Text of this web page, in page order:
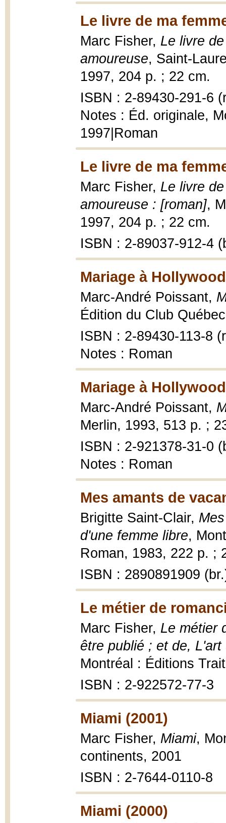
Le livre de ma
Marc Fisher, Le livre
amoureuse, Saint-
1997, 204 p. ; 22 cm.
ISBN : 2-89430-291-6
Notes : Éd. originale,
1997|Roman
Le livre de ma
Marc Fisher, Le livre
amoureuse : [roman],
1997, 204 p. ; 22 cm.
ISBN : 2-89037-912-4
Mariage à
Marc-André Poissant,
Édition du Club
ISBN : 2-89430-113-8
Notes : Roman
Mariage à
Marc-André Poissant,
Merlin, 1993, 513 p. ;
ISBN : 2-921378-31-0
Notes : Roman
Mes amants de
Brigitte Saint-Clair,
d'une femme libre,
Roman, 1983, 222 p. ;
ISBN : 2890891909
Le métier de
Marc Fisher, Le métier
être publié ; et de,
Montréal : Éditions
ISBN : 2-922572-77-3
Miami (2001)
Marc Fisher, Miami,
continents, 2001
ISBN : 2-7644-0110-8
Miami (2000)